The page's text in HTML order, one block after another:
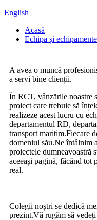
English
Acasă
Echipa și
A avea o muncă
a servi bine clienții.
În RCT, vânzările noastre
proiect care trebuie să
realizeze acest lucru cu
departamentul RD,
transport maritim.Fiecare
domeniul său.Ne întâlnim
proiectele dumneavoastră
aceeași pagină, făcând tot
real.
Colegii noștri se dedică
prezint.Vă rugăm să